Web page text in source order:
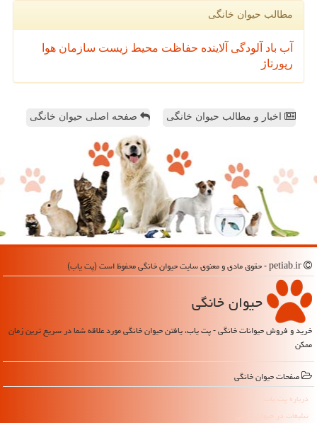
مطالب حیوان خانگی
آب باد آلودگی آلاینده حفاظت محیط زیست سازمان هوا
رپورتاژ
اخبار و مطالب حیوان خانگی صفحه اصلی حیوان خانگی
حیوان خانگی
خرید و فروش حیوانات خانگی - پت یاب، یافتن حیوان خانگی مورد علاقه شما در سریع ترین زمان
ممکن
صفحات حیوان خانگی
درباره پت یاب
تبلیغات در حیوان خانگی